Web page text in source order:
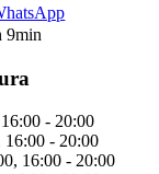
9min
- 20:00
16:00 - 20:00
16:00 - 20:00